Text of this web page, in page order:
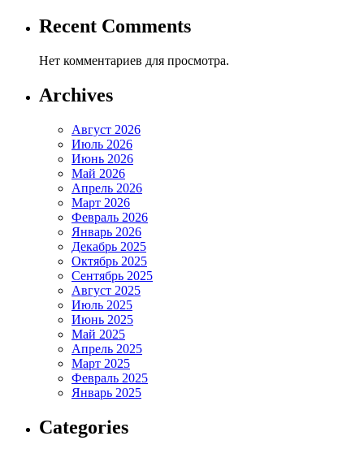
Recent Comments
Нет комментариев для просмотра.
Archives
Август 2026
Июль 2026
Июнь 2026
Май 2026
Апрель 2026
Март 2026
Февраль 2026
Январь 2026
Декабрь 2025
Октябрь 2025
Сентябрь 2025
Август 2025
Июль 2025
Июнь 2025
Май 2025
Апрель 2025
Март 2025
Февраль 2025
Январь 2025
Categories